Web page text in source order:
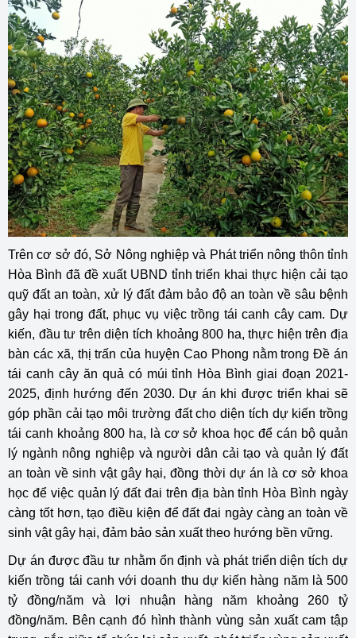
Trên cơ sở đó, Sở Nông nghiệp và Phát triển nông thôn tỉnh
Hòa Bình đã đề xuất UBND tỉnh triển khai thực hiện cải tạo
quỹ đất an toàn, xử lý đất đảm bảo độ an toàn về sâu bệnh
gây hại trong đất, phục vụ việc trồng tái canh cây cam. Dự
kiến, đầu tư trên diện tích khoảng 800 ha, thực hiện trên địa
bàn các xã, thị trấn của huyện Cao Phong nằm trong Đề án
tái canh cây ăn quả có múi tỉnh Hòa Bình giai đoạn 2021-
2025, định hướng đến 2030. Dự án khi được triển khai sẽ
góp phần cải tạo môi trường đất cho diện tích dự kiến trồng
tái canh khoảng 800 ha, là cơ sở khoa học để cán bộ quản
lý ngành nông nghiệp và người dân cải tạo và quản lý đất
an toàn về sinh vật gây hại, đồng thời dự án là cơ sở khoa
học để việc quản lý đất đai trên địa bàn tỉnh Hòa Bình ngày
càng tốt hơn, tạo điều kiện để đất đai ngày càng an toàn về
sinh vật gây hại, đảm bảo sản xuất theo hướng bền vững.
Dự án được đầu tư nhằm ổn định và phát triển diện tích dự
kiến trồng tái canh với doanh thu dự kiến hàng năm là 500
tỷ đồng/năm và lợi nhuận hàng năm khoảng 260 tỷ
đồng/năm. Bên cạnh đó hình thành vùng sản xuất cam tập